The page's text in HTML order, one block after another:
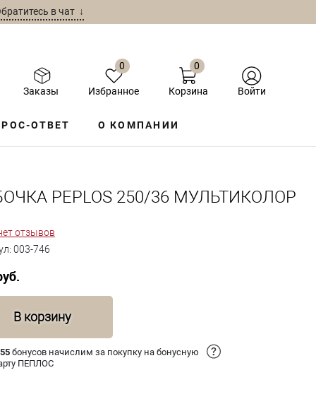
в чат ↓
Заказы
0
Избранное
0
Корзина Войти
ОТВЕТ О КОМПАНИИ
PEPLOS 250/36 МУЛЬТИКОЛОР
отзывов
003-746
В корзину
бонусов начислим за покупку на бонусную
ПЕПЛОС